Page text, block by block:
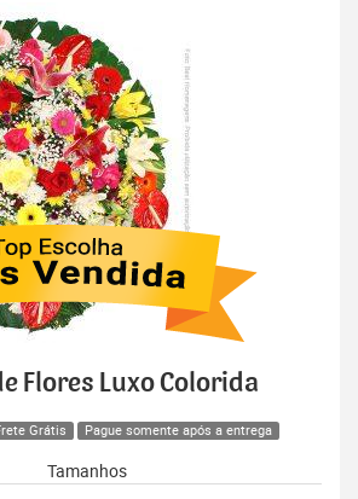
Flores Luxo Colorida
Grátis Pague somente após a entrega
Tamanhos